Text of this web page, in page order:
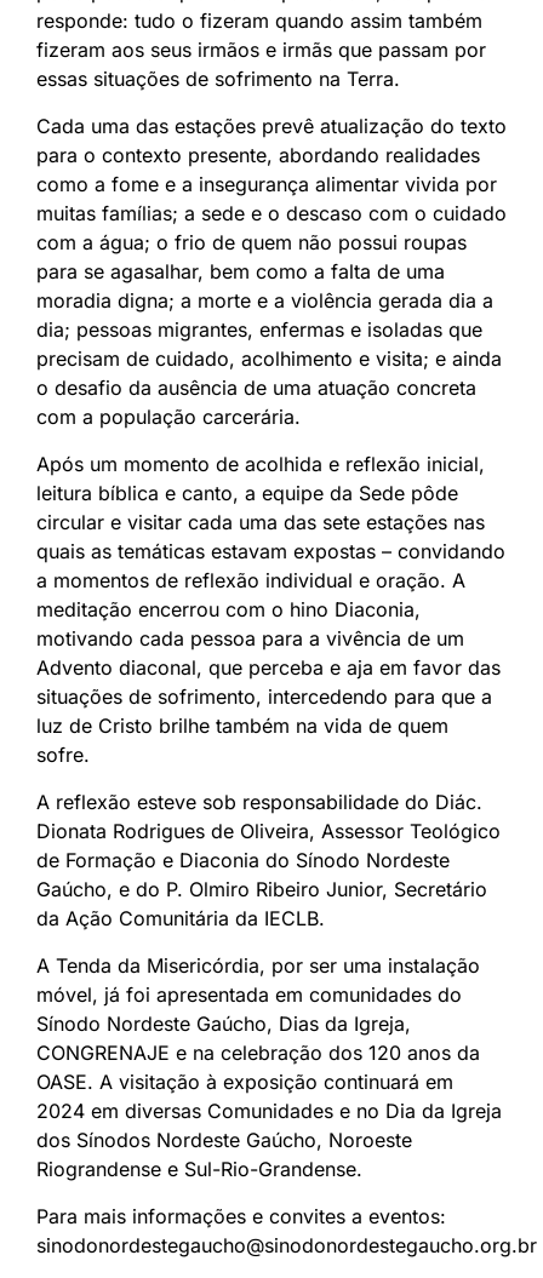
responde: tudo o fizeram quando assim também
fizeram aos seus irmãos e irmãs que passam por
essas situações de sofrimento na Terra.
Cada uma das estações prevê atualização do texto
para o contexto presente, abordando realidades
como a fome e a insegurança alimentar vivida por
muitas famílias; a sede e o descaso com o cuidado
com a água; o frio de quem não possui roupas
para se agasalhar, bem como a falta de uma
moradia digna; a morte e a violência gerada dia a
dia; pessoas migrantes, enfermas e isoladas que
precisam de cuidado, acolhimento e visita; e ainda
o desafio da ausência de uma atuação concreta
com a população carcerária.
Após um momento de acolhida e reflexão inicial,
leitura bíblica e canto, a equipe da Sede pôde
circular e visitar cada uma das sete estações nas
quais as temáticas estavam expostas – convidando
a momentos de reflexão individual e oração. A
meditação encerrou com o hino Diaconia,
motivando cada pessoa para a vivência de um
Advento diaconal, que perceba e aja em favor das
situações de sofrimento, intercedendo para que a
luz de Cristo brilhe também na vida de quem
sofre.
A reflexão esteve sob responsabilidade do Diác.
Dionata Rodrigues de Oliveira, Assessor Teológico
de Formação e Diaconia do Sínodo Nordeste
Gaúcho, e do P. Olmiro Ribeiro Junior, Secretário
da Ação Comunitária da IECLB.
A Tenda da Misericórdia, por ser uma instalação
móvel, já foi apresentada em comunidades do
Sínodo Nordeste Gaúcho, Dias da Igreja,
CONGRENAJE e na celebração dos 120 anos da
OASE. A visitação à exposição continuará em
2024 em diversas Comunidades e no Dia da Igreja
dos Sínodos Nordeste Gaúcho, Noroeste
Riograndense e Sul-Rio-Grandense.
Para mais informações e convites a eventos:
sinodonordestegaucho@sinodonordestegaucho.org.br